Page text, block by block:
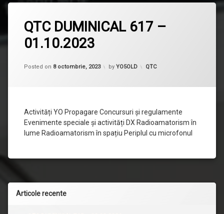
QTC DUMINICAL 617 –
01.10.2023
Posted on 8 octombrie, 2023 by YO5OLD Categorii:
QTC
Activități YO Propagare Concursuri și regulamente
Evenimente speciale și activități DX Radioamatorism în
lume Radioamatorism în spațiu Periplul cu microfonul
un
comentariu
la
QTC
617
Articole recente